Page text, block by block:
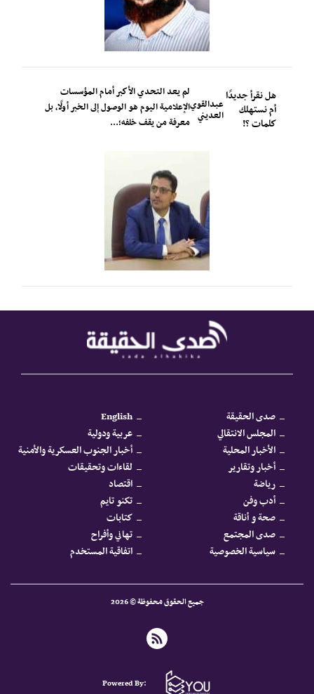
هل نقرأ جديدًا
أم نستهلك
كلمات ؟!
عبدالقوي
العديني
لم يعد التحدي الأكبر أمام المؤسسات
الإعلامية اليوم هو الوصول إلى الخبر أولًا، بل
معرفة من يقف خلفه؛...
صدى الحقيقة
English
المجلس الانتقالي
عربية ودولية
الأخبار المحلية
أخبار الجنوب العسكرية والأمنية
أخبار وتقارير
لقاءات وتحقيقات
رياضة
اقتصاد
أدب وفن
تكنو تايم
صحة و أناقة
كتابات
صدى المجتمع
تهاني وأفراح
سياسية الخصوصية
اتفاقية المستخدم
جميع الحقوق محفوظة © 2026
Powered By: